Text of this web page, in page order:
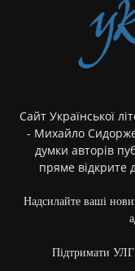
Сайт Української
- Михайло
думки авторів
пряме відкрите
Надсилайте ваші
Підтримати